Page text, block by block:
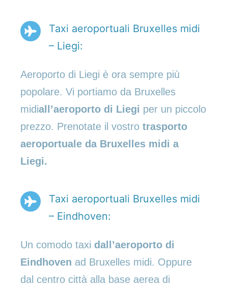
Taxi aeroportuali Bruxelles midi
– Liegi:
Aeroporto di Liegi è ora sempre più
popolare. Vi portiamo da Bruxelles
midiall’aeroporto di Liegi per un piccolo
prezzo. Prenotate il vostro trasporto
aeroportuale da Bruxelles midi a
Liegi.
Taxi aeroportuali Bruxelles midi
– Eindhoven:
Un comodo taxi dall’aeroporto di
Eindhoven ad Bruxelles midi. Oppure
dal centro città alla base aerea di